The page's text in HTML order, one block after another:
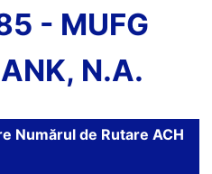
- MUFG
N.A.
Numărul de Rutare ACH